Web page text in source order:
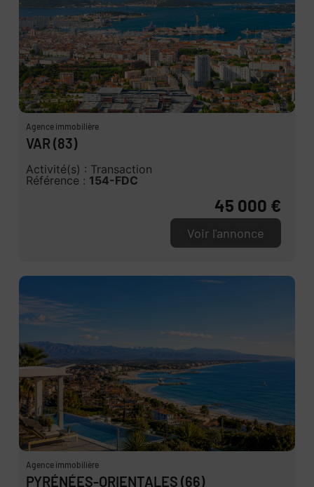
Agence immobilière
VAR (83)
Activité(s) : Transaction
Référence : 154-FDC
45 000 €
Voir l'annonce
Agence immobilière
PYRÉNÉES-ORIENTALES (66)